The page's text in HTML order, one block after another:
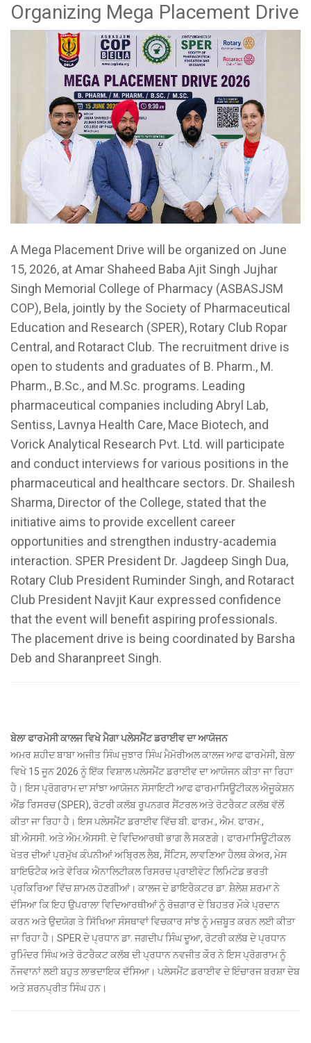
Organizing Mega Placement Drive
A Mega Placement Drive will be organized on June
15, 2026, at Amar Shaheed Baba Ajit Singh Jujhar
Singh Memorial College of Pharmacy (ASBASJSM
COP), Bela, jointly by the Society of Pharmaceutical
Education and Research (SPER), Rotary Club Ropar
Central, and Rotaract Club. The recruitment drive is
open to students and graduates of B. Pharm., M.
Pharm., B.Sc., and M.Sc. programs. Leading
pharmaceutical companies including Abryl Lab,
Sentiss, Lavnya Health Care, Mace Biotech, and
Vorick Analytical Research Pvt. Ltd. will participate
and conduct interviews for various positions in the
pharmaceutical and healthcare sectors. Dr. Shailesh
Sharma, Director of the College, stated that the
initiative aims to provide excellent career
opportunities and strengthen industry-academia
interaction. SPER President Dr. Jagdeep Singh Dua,
Rotary Club President Ruminder Singh, and Rotaract
Club President Navjit Kaur expressed confidence
that the event will benefit aspiring professionals.
The placement drive is being coordinated by Barsha
Deb and Sharanpreet Singh.
ਬੇਲਾ ਫਾਰਮੇਸੀ ਕਾਲਜ ਵਿਖੇ ਮੈਗਾ ਪਲੇਸਮੈਂਟ ਡਰਾਈਵ ਦਾ ਆਯੋਜਨ
ਅਮਰ ਸ਼ਹੀਦ ਬਾਬਾ ਅਜੀਤ ਸਿੰਘ ਜੁਝਾਰ ਸਿੰਘ ਮੈਮੋਰੀਅਲ ਕਾਲਜ ਆਫ ਫਾਰਮੇਸੀ, ਬੇਲਾ
ਵਿਖੇ 15 ਜੂਨ 2026 ਨੂੰ ਇੱਕ ਵਿਸ਼ਾਲ ਪਲੇਸਮੈਂਟ ਡਰਾਈਵ ਦਾ ਆਯੋਜਨ ਕੀਤਾ ਜਾ ਰਿਹਾ
ਹੈ। ਇਸ ਪ੍ਰੋਗਰਾਮ ਦਾ ਸਾਂਝਾ ਆਯੋਜਨ ਸੋਸਾਇਟੀ ਆਫ ਫਾਰਮਾਸਿਊਟੀਕਲ ਐਜੂਕੇਸ਼ਨ
ਐਂਡ ਰਿਸਰਚ (SPER), ਰੋਟਰੀ ਕਲੱਬ ਰੂਪਨਗਰ ਸੈਂਟਰਲ ਅਤੇ ਰੋਟਰੈਕਟ ਕਲੱਬ ਵੱਲੋਂ
ਕੀਤਾ ਜਾ ਰਿਹਾ ਹੈ। ਇਸ ਪਲੇਸਮੈਂਟ ਡਰਾਈਵ ਵਿੱਚ ਬੀ. ਫਾਰਮ., ਐਮ. ਫਾਰਮ.,
ਬੀ.ਐਸਸੀ. ਅਤੇ ਐਮ.ਐਸਸੀ. ਦੇ ਵਿਦਿਆਰਥੀ ਭਾਗ ਲੈ ਸਕਣਗੇ। ਫਾਰਮਾਸਿਊਟੀਕਲ
ਖੇਤਰ ਦੀਆਂ ਪ੍ਰਮੁੱਖ ਕੰਪਨੀਆਂ ਅਬ੍ਰਿਲ ਲੈਬ, ਸੈਂਟਿਸ, ਲਾਵਣਿਆ ਹੈਲਥ ਕੇਅਰ, ਮੇਸ
ਬਾਇਓਟੈਕ ਅਤੇ ਵੋਰਿਕ ਐਨਾਲਿਟੀਕਲ ਰਿਸਰਚ ਪ੍ਰਾਈਵੇਟ ਲਿਮਿਟੇਡ ਭਰਤੀ
ਪ੍ਰਕਿਰਿਆ ਵਿੱਚ ਸ਼ਾਮਲ ਹੋਣਗੀਆਂ। ਕਾਲਜ ਦੇ ਡਾਇਰੈਕਟਰ ਡਾ. ਸ਼ੈਲੇਸ਼ ਸ਼ਰਮਾ ਨੇ
ਦੱਸਿਆ ਕਿ ਇਹ ਉਪਰਾਲਾ ਵਿਦਿਆਰਥੀਆਂ ਨੂੰ ਰੋਜ਼ਗਾਰ ਦੇ ਬਿਹਤਰ ਮੌਕੇ ਪ੍ਰਦਾਨ
ਕਰਨ ਅਤੇ ਉਦਯੋਗ ਤੇ ਸਿੱਖਿਆ ਸੰਸਥਾਵਾਂ ਵਿਚਕਾਰ ਸਾਂਝ ਨੂੰ ਮਜ਼ਬੂਤ ਕਰਨ ਲਈ ਕੀਤਾ
ਜਾ ਰਿਹਾ ਹੈ। SPER ਦੇ ਪ੍ਰਧਾਨ ਡਾ. ਜਗਦੀਪ ਸਿੰਘ ਦੂਆ, ਰੋਟਰੀ ਕਲੱਬ ਦੇ ਪ੍ਰਧਾਨ
ਰੁਮਿੰਦਰ ਸਿੰਘ ਅਤੇ ਰੋਟਰੈਕਟ ਕਲੱਬ ਦੀ ਪ੍ਰਧਾਨ ਨਵਜੀਤ ਕੌਰ ਨੇ ਇਸ ਪ੍ਰੋਗਰਾਮ ਨੂੰ
ਨੌਜਵਾਨਾਂ ਲਈ ਬਹੁਤ ਲਾਭਦਾਇਕ ਦੱਸਿਆ। ਪਲੇਸਮੈਂਟ ਡਰਾਈਵ ਦੇ ਇੰਚਾਰਜ ਬਰਸ਼ਾ ਦੇਬ
ਅਤੇ ਸ਼ਰਨਪ੍ਰੀਤ ਸਿੰਘ ਹਨ।